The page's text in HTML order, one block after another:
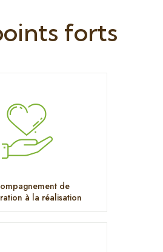
forts
de
à la réalisation